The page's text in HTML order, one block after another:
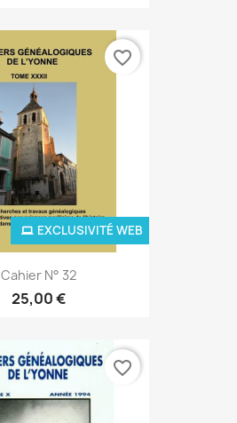
Cahier N° 32
25,00 €
EXCLUSIVITÉ WEB
favorite_border
favorite_border